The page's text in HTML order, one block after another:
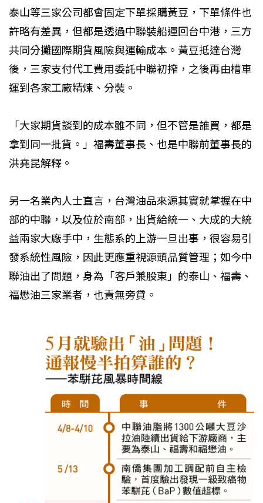
泰山等三家公司都會固定下單採購黃豆，下單條件也
許略有差異，但都是透過中聯裝船運回台中港，三方
共同分攤國際期貨風險與運輸成本。黃豆抵達台灣
後，三家支付代工費用委託中聯初搾，之後再由槽車
運到各家工廠精煉、分裝。
「大家期貨談到的成本雖不同，但不管是誰買，都是
拿到同一批貨。」福壽董事長、也是中聯前董事長的
洪堯昆解釋。
另一名業內人士直言，台灣油品來源其實就掌握在中
部的中聯，以及位於南部，出貨給統一、大成的大統
益兩家大廠手中，生態系的上游一旦出事，很容易引
發系統性風險，因此更應重視源頭品質管理；如今中
聯油出了問題，身為「客戶兼股東」的泰山、福壽、
福懋油三家業者，也責無旁貸。